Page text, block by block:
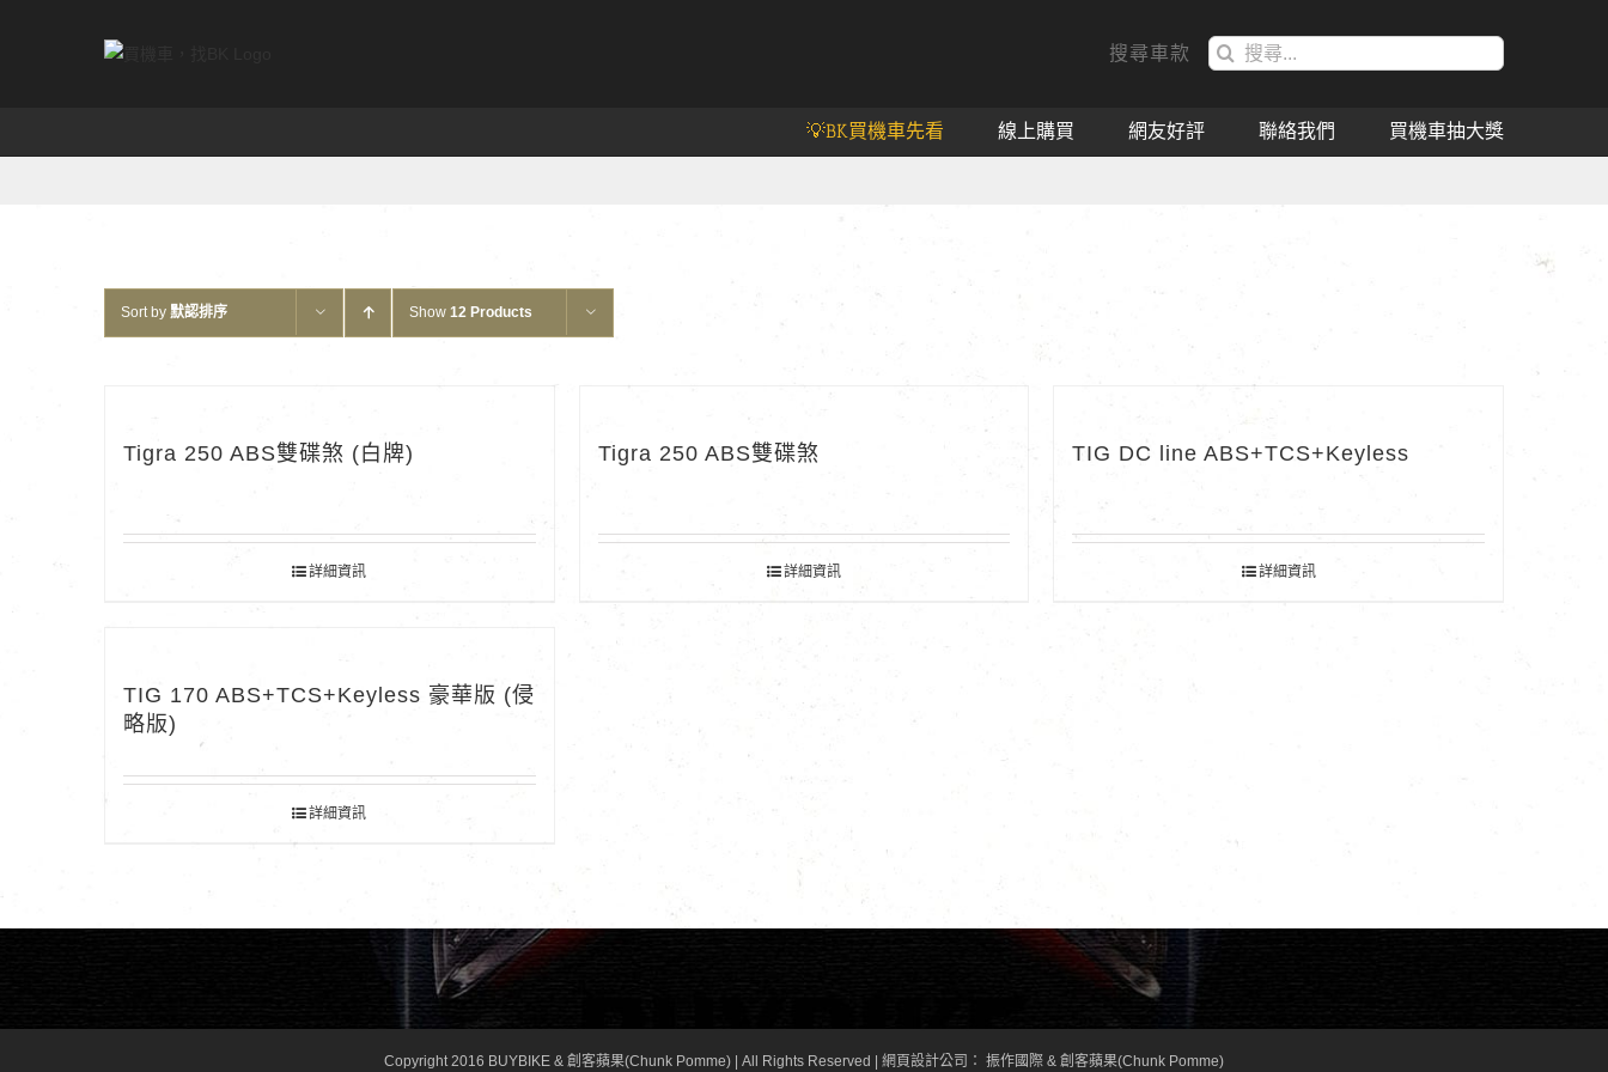
搜尋車款
搜
💡BK買機車先看 線上購買 網友好評 聯絡我們 買機車抽大獎
Sort by 默認排序 Show 12 Products
Tigra 250 ABS雙碟煞 (白牌)
詳細資訊
Tigra 250 ABS雙碟煞
詳細資訊
TIG DC line ABS+TCS+Keyless
詳細資訊
TIG 170 ABS+TCS+Keyless 豪華版 (侵
略版)
詳細資訊
Copyright 2016 BUYBIKE & 創客蘋果(Chunk Pomme) | All Rights Reserved | 網頁設計公司 ： 振作國際 & 創客蘋果(Chunk Pomme)